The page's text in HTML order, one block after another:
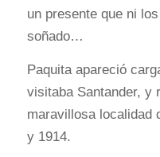
un presente que ni
soñado…
Paquita apareció
visitaba Santander, y
maravillosa localidad
y 1914.